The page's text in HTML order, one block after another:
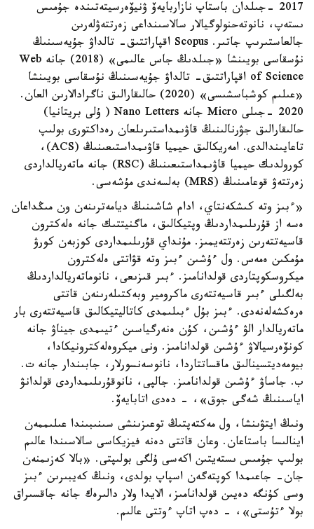
2017 -جىلدان باستاپ نازاربايەۆ ۋنيۆەرسيتەتىندە جۇمىس
ىستەپ، نانوتەحنولوگيالار سالاسىنداعى زەرتتەۋلەرىن
جالعاستىرىپ جاتىر. Scopus اقپاراتتىق- تالداۋ جۇيەسىنىڭ
نۇسقاسى بويىنشا «جىلدىڭ جاس عالىمى» (2018) جانە Web
of Science اقپاراتتىق- تالداۋ جۇيەسىنىڭ نۇسقاسى بويىنشا
«عىلىم كوشباسشىسى» (2020) حالىقارالىق ناگرادالارىن العان.
2020 -جىلى Micro جانە Nano Letters ( ۇلى بريتانيا)
حالىقارالىق جۋرنالىنىڭ قاۋىمداستىرىلعان رەداكتورى بولىپ
تاعايىندالدى. امەريكالىق حيميا قاۋىمداستىعىنىڭ (ACS)،
كورولدىك حيميا قاۋىمداستىعىنىڭ (RSC) جانە ماتەريالداردى
زەرتتەۋ قوعامىنىڭ (MRS) بەلسەندى مۇشەسى.
«ءبىز وتە كىشكەنتاي، ادام شاشىنىڭ ديامەترىنەن ون مىڭداعان
ەسە از قۇرىلىمداردىڭ وپتيكالىق، ماگنيتتىك جانە ەلەكترون
قاسيەتتەرىن زەرتتەيمىز. مۇنداي قۇرىلىمداردى كوزبەن كورۋ
مۇمكىن ەمەس. ول ءۇشىن ءبىز وتە قۋاتتى ەلەكترون
ميكروسكوپتاردى قولدانامىز. ءبىر قىزىعى، نانوماتەريالداردىڭ
بەلگىلى ءبىر قاسيەتتەرى ماكرومير وبەكتىلەرىنەن قاتتى
ەرەكشەلەنەدى. ءبىز بۇل ءبىلىمدى كاتاليتيكالىق قاسيەتتەرى بار
ماتەريالدار الۋ ءۇشىن، كۇن ەنەرگياسىن ءتيىمدى جيناۋ جانە
كونۆەرسيالاۋ ءۇشىن قولدانامىز. ونى ميكروەلەكترونيكادا،
بيومەديتسينالىق ماقساتتاردا، نانوسەنسورلار، جابىندار جانە ت.
ب. جاساۋ ءۇشىن قولدانامىز. جالپى، نانوقۇرىلىمداردى قولدانۋ
اياسىنىڭ شەگى جوق»، - دەدى اتابايەۆ.
ونىڭ ايتۋىنشا، ول مەكتەپتىڭ توعىزىنشى سىنىبىندا عىلىممەن
اينالىسا باستاعان. وعان قاتتى دەنە فيزيكاسى سالاسىندا عالىم
بولىپ جۇمىس ىستەيتىن اكەسى ۇلگى بولىپتى. «بالا كەزىمنەن
جان- جاعىمدا كوپتەگەن اسپاپ بولدى، ونىڭ كەيبىرىن ءبىز
وسى كۇنگە دەيىن قولدانامىز، الايدا ولار دالىرەك جانە جاقسىراق
بولا ءتۇستى»، - دەپ اتاپ ءوتتى عالىم.